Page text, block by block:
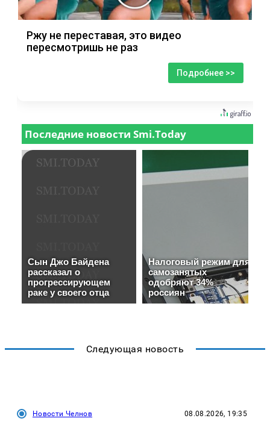
Ржу не переставая, это видео
пересмотришь не раз
Подробнее >>
Следующая новость
Новости Челнов 08.08.2026, 19:35